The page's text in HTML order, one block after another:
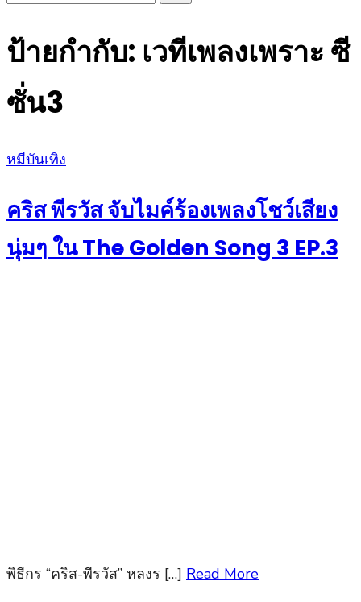
Search
ป้ายกำกับ: เวทีเพลงเพราะ ซี
ซั่น3
Posted
หมีบันเทิง
คริส พีรวัส จับไมค์ร้องเพลงโชว์เสียง
นุ่มๆ ใน The Golden Song 3 EP.3
พิธีกร “คริส-พีรวัส” หลงร […] Read More